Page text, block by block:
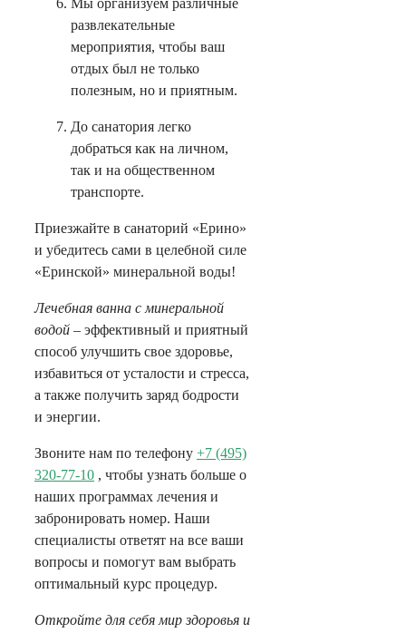
Мы организуем различные
развлекательные
мероприятия, чтобы ваш
отдых был не только
полезным, но и приятным.
До санатория легко
добраться как на личном,
так и на общественном
транспорте.
Приезжайте в санаторий «Ерино»
и убедитесь сами в целебной силе
«Еринской» минеральной воды!
Лечебная ванна с минеральной
водой – эффективный и приятный
способ улучшить свое здоровье,
избавиться от усталости и стресса,
а также получить заряд бодрости
и энергии.
Звоните нам по телефону +7 (495)
320-77-10 , чтобы узнать больше о
наших программах лечения и
забронировать номер. Наши
специалисты ответят на все ваши
вопросы и помогут вам выбрать
оптимальный курс процедур.
Откройте для себя мир здоровья и